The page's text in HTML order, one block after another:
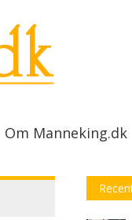
Om Manneking.dk